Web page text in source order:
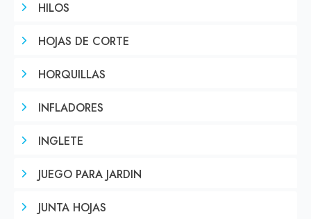
HILOS
HOJAS DE CORTE
HORQUILLAS
INFLADORES
INGLETE
JUEGO PARA JARDIN
JUNTA HOJAS